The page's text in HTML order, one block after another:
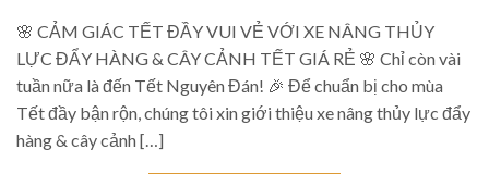
🌸 CẢM GIÁC TẾT ĐẦY VUI VẺ VỚI XE NÂNG THỦY
LỰC ĐẨY HÀNG & CÂY CẢNH TẾT GIÁ RẺ 🌸 Chỉ còn vài
tuần nữa là đến Tết Nguyên Đán! 🎉 Để chuẩn bị cho mùa
Tết đầy bận rộn, chúng tôi xin giới thiệu xe nâng thủy lực đẩy
hàng & cây cảnh […]